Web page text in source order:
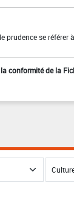
prudence se référer
conformité de la